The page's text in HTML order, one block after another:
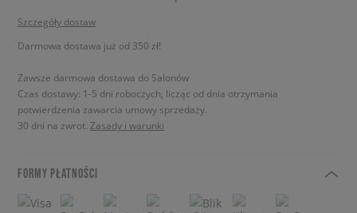
Szczegóły dostaw
Darmowa dostawa już od 350 zł!
Zawsze darmowa dostawa do Salonów
Czas dostawy: 1-5 dni roboczych, licząc od dnia otrzymania
potwierdzenia zawarcia umowy sprzedaży.
30 dni na zwrot. Zasady i warunki
FORMY PŁATNOŚCI